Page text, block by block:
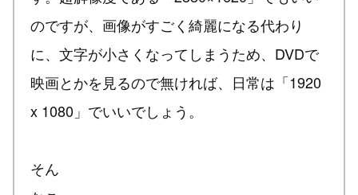
のですが、画像がすごく綺麗になる代わり
に、文字が小さくなってしまうため、DVDで
映画とかを見るので無ければ、日常は「1920
x 1080」でいいでしょう。
そん